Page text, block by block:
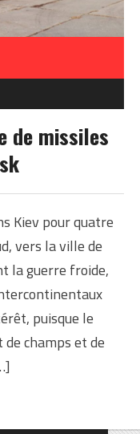
de missiles
Kiev pour quatre
vers la ville de
la guerre froide,
puisque le
champs et de